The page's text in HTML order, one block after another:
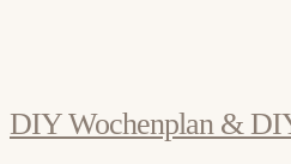
DIY Wochenplan &